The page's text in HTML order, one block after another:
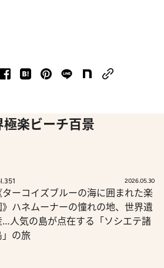
楽ビーチ百景
2026.05.30
ターコイズブルーの海に囲まれた楽
》ハネムーナーの憧れの地、世界遺
…人気の島が点在する「ソシエテ諸
」の旅